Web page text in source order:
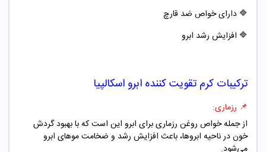
🔷 دارای خواص ضد قارچ
🔷 افزایش رشد ابرو
ترکیبات کرم تقویت کننده ابرو اسکالپیا
📌 رزماری:
از جمله خواص روغن رزماری برای ابرو این است که با بهبود گردش
خون در ناحیه ابروها، باعث افزایش رشد و ضخامت موهای ابرو
می‌شود.